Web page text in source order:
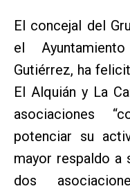
El concejal del
el
Gutiérrez, ha
El Alquián y La
asociaciones
potenciar su
mayor respaldo a
dos